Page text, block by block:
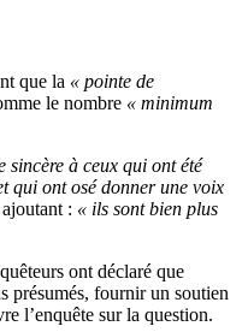
que la « pointe de
le nombre « minimum
sincère à ceux qui ont été
qui ont osé donner une voix
: « ils sont bien plus
ont déclaré que
présumés, fournir un soutien
l’enquête sur la question.